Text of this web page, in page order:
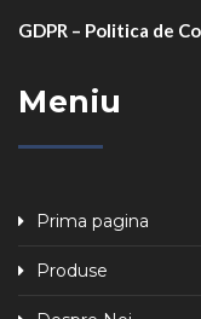
GDPR – Politica de
Meniu
Prima pagina
Produse